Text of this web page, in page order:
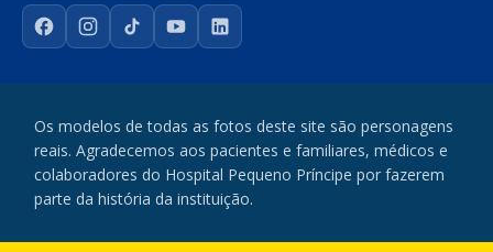
FacebookInstagram
TikTokYouTubeLinkedIn
Os modelos de todas as fotos deste site são personagens
reais. Agradecemos aos pacientes e familiares, médicos e
colaboradores do Hospital Pequeno Príncipe por fazerem
parte da história da instituição.